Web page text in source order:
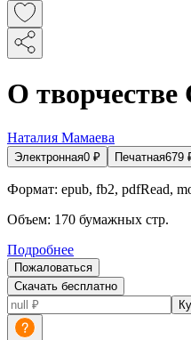
О творчестве
Наталия Мамаева
Электронная0 ₽ Печатная679
Формат: epub, fb2, pdfRead,
Объем: 170 бумажных стр.
Подробнее
Пожаловаться
Скачать бесплатно